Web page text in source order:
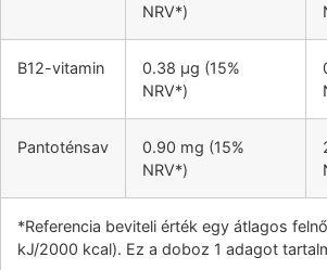
NRV*)
B12-vitamin
0.38 µg (15%
NRV*)
Pantoténsav
0.90 mg (15%
NRV*)
*Referencia beviteli érték egy átlagos
kJ/2000 kcal). Ez a doboz 1 adagot